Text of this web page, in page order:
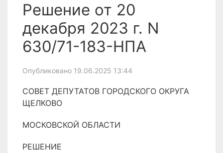
Решение от 20
декабря 2023 г. N
630/71-183-НПА
Опубликовано 19.06.2025 13:44
СОВЕТ ДЕПУТАТОВ ГОРОДСКОГО ОКРУГА
ЩЕЛКОВО
МОСКОВСКОЙ ОБЛАСТИ
РЕШЕНИЕ